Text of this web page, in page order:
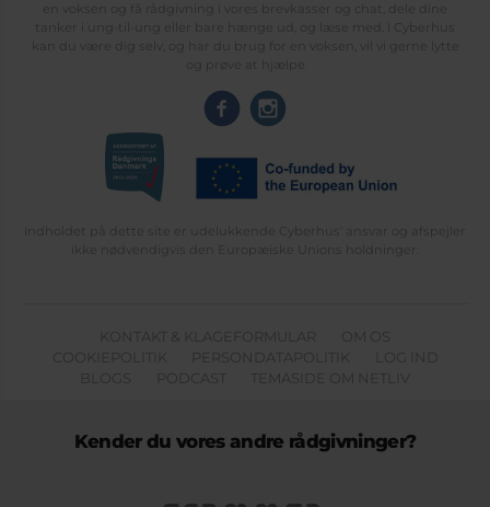
en voksen og få rådgivning i vores brevkasser og chat, dele dine
tanker i ung-til-ung eller bare hænge ud, og læse med. I Cyberhus
kan du være dig selv, og har du brug for en voksen, vil vi gerne lytte
og prøve at hjælpe
Indholdet på dette site er udelukkende Cyberhus' ansvar og afspejler
ikke nødvendigvis den Europæiske Unions holdninger.
KONTAKT & KLAGEFORMULAR
OM OS
COOKIEPOLITIK
PERSONDATAPOLITIK
LOG IND
BLOGS
PODCAST TEMASIDE OM NETLIV
Kender du vores andre rådgivninger?